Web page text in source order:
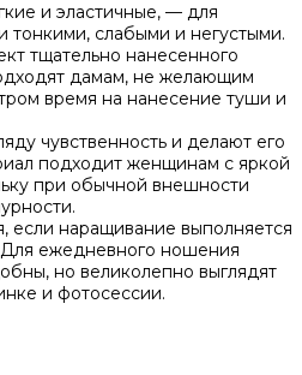
и эластичные, — для
слабыми и негустыми.
тщательно нанесенного
дамам, не желающим
время на нанесение туши и
чувственность и делают его
подходит женщинам с яркой
при обычной внешности
если наращивание выполняется
ежедневного ношения
но великолепно выглядят
и фотосессии.